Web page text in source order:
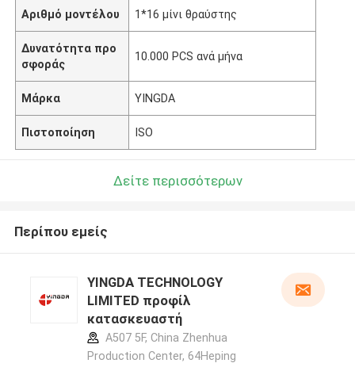
Αριθμό μοντέλου 1*16 μίνι θραύστης
Δυνατότητα προ
σφοράς
10.000 PCS ανά μήνα
Μάρκα YINGDA
Πιστοποίηση ISO
Δείτε περισσότερων
Περίπου εμείς
YINGDA TECHNOLOGY
LIMITED προφίλ
κατασκευαστή
A507 5F, China Zhenhua
Production Center, 64Heping